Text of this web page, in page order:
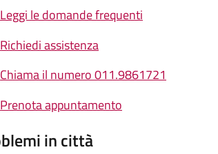
Leggi le domande frequenti
Richiedi assistenza
Chiama il numero 011.9861721
Prenota appuntamento
in città